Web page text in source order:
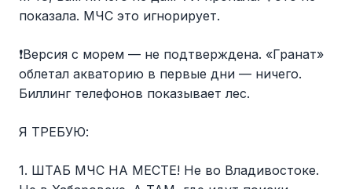
показала. МЧС это игнорирует.
❗️Версия с морем — не подтверждена. «Гранат»
облетал акваторию в первые дни — ничего.
Биллинг телефонов показывает лес.
Я ТРЕБУЮ:
1. ШТАБ МЧС НА МЕСТЕ! Не во Владивостоке.